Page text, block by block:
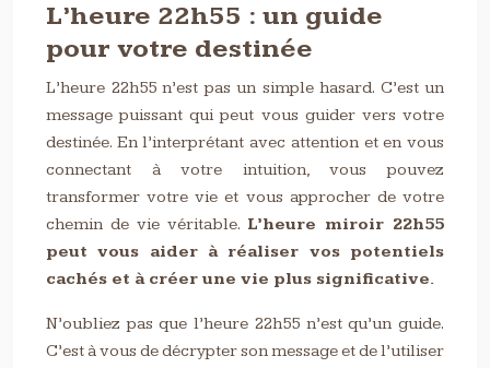
L’heure 22h55 : un guide
pour votre destinée
L’heure 22h55 n’est pas un simple hasard. C’est un
message puissant qui peut vous guider vers votre
destinée. En l’interprétant avec attention et en vous
connectant à votre intuition, vous pouvez
transformer votre vie et vous approcher de votre
chemin de vie véritable. L’heure miroir 22h55
peut vous aider à réaliser vos potentiels
cachés et à créer une vie plus significative.
N’oubliez pas que l’heure 22h55 n’est qu’un guide.
C’est à vous de décrypter son message et de l’utiliser